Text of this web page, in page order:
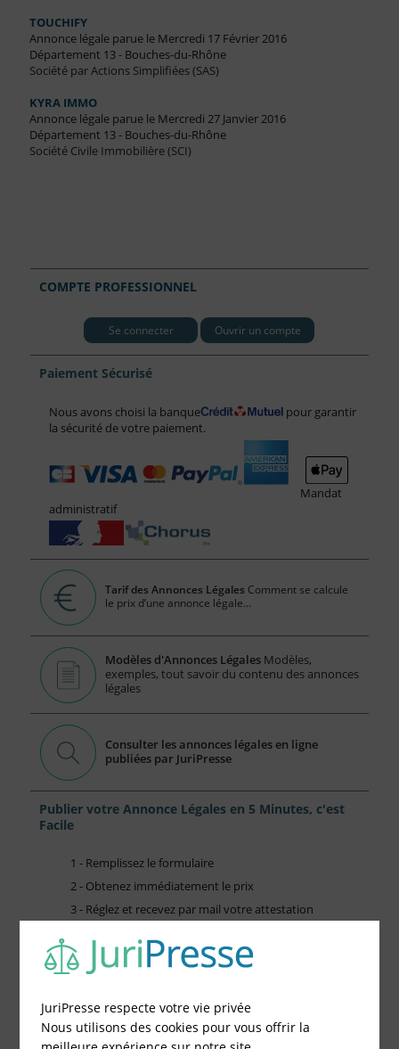
TOUCHIFY
Annonce légale parue le Mercredi 17 Février 2016
Département 13 - Bouches-du-Rhône
Société par Actions Simplifiées (SAS)
KYRA IMMO
Annonce légale parue le Mercredi 27 Janvier 2016
Département 13 - Bouches-du-Rhône
Société Civile Immobilière (SCI)
COMPTE PROFESSIONNEL
Se connecter Ouvrir un compte
Paiement Sécurisé
Nous avons choisi la banque
pour garantir
la sécurité de votre paiement.
Mandat
administratif
Tarif des Annonces Légales Comment se calcule
le prix d’une annonce légale...
Modèles d'Annonces Légales Modèles,
exemples, tout savoir du contenu des annonces
légales
Consulter les annonces légales en ligne
publiées par JuriPresse
Publier votre Annonce Légales en 5 Minutes, c'est
Facile
1 - Remplissez le formulaire
2 - Obtenez immédiatement le prix
3 - Réglez et recevez par mail votre attestation
Choisissez votre formulaire :
Constitution de société
Fonds de Commerce
Cessation d'activité
JuriPresse respecte votre vie privée
Nous utilisons des cookies pour vous offrir la